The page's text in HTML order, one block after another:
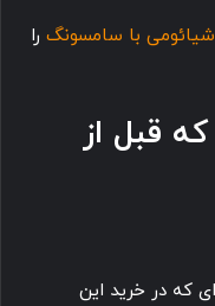
شیائومی با سامسونگ را
که قبل از
که در خرید این